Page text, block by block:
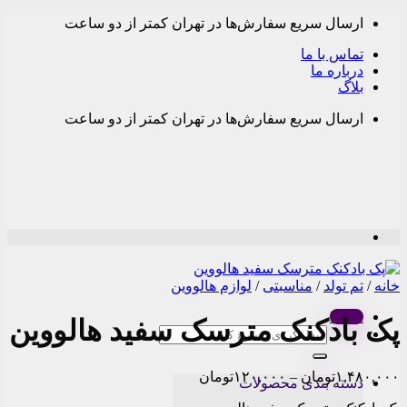
Skip
content
ارسال سریع سفارش‌ها در تهران کمتر از دو ساعت
تماس با ما
درباره ما
بلاگ
ارسال سریع سفارش‌ها در تهران کمتر از دو ساعت
Menu
جستجو
برای:
دسته بندی محصولات
خانه / تم تولد / مناسبتی / لوازم هالووین
پک بادکنک مترسک سفید هالووین
۱,۴۸۰,۰۰۰تومان – ۱۲۰,۰۰۰تومان